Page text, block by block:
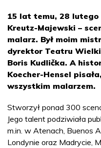
15 lat temu, 28 lutego
Kreutz-Majewski –
malarz. Był moim
dyrektor Teatru
Boris Kudlička. A
Koecher-Hensel
wszystkim malarzem.
Stworzył ponad 300
Jego talent podziwiała
m.in. w Atenach, Buenos
Londynie oraz Madrycie,